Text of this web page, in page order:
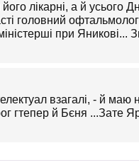
лікарні, а й усього
головний
при
взагалі, - й
гтепер й Бєня ...Зате